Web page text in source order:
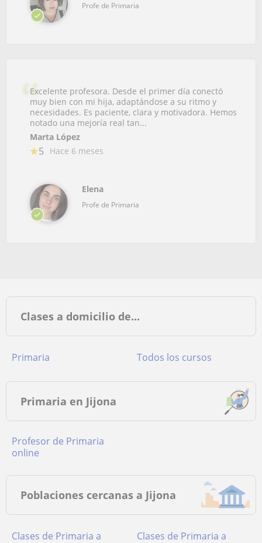
Profe de Primaria
Excelente profesora. Desde el primer día conectó
muy bien con mi hija, adaptándose a su ritmo y
necesidades. Es paciente, clara y motivadora. Hemos
notado una mejoría real tan...
Marta López
5 Hace 6 meses
Elena
Profe de Primaria
Clases a domicilio de...
Primaria Todos los cursos
Primaria en Jijona
Profesor de Primaria
online
Poblaciones cercanas a Jijona
Clases de Primaria a
Clases de Primaria a